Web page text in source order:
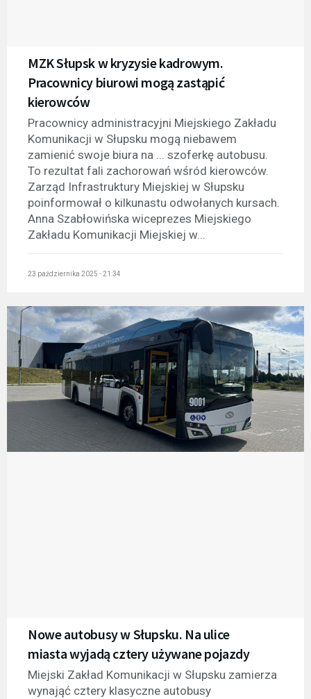
MZK Słupsk w kryzysie kadrowym.
Pracownicy biurowi mogą zastąpić
kierowców
Pracownicy administracyjni Miejskiego Zakładu
Komunikacji w Słupsku mogą niebawem
zamienić swoje biura na ... szoferkę autobusu.
To rezultat fali zachorowań wśród kierowców.
Zarząd Infrastruktury Miejskiej w Słupsku
poinformował o kilkunastu odwołanych kursach.
Anna Szabłowińska wiceprezes Miejskiego
Zakładu Komunikacji Miejskiej w...
23 października 2025 - 21:34
Nowe autobusy w Słupsku. Na ulice
miasta wyjadą cztery używane pojazdy
Miejski Zakład Komunikacji w Słupsku zamierza
wynająć cztery klasyczne autobusy